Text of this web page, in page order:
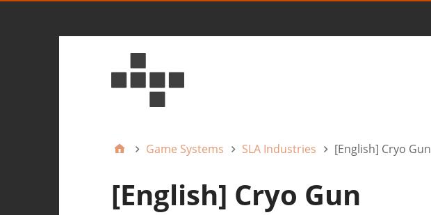
Game Systems SLA Industries [English] Cryo Gun
[English] Cryo Gun